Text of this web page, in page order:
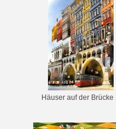
Häuser auf der Brücke